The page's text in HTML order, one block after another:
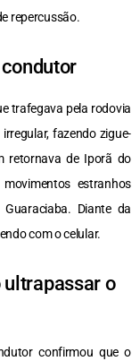
repercussão.
trafegava pela rodovia
fazendo zigue-
retornava de Iporã do
estranhos
Diante da
com o celular.
o
confirmou que o